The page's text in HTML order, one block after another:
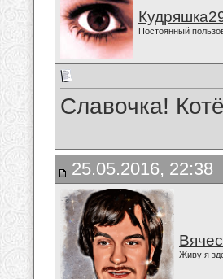
Постоянный
Славочка!
25.05.2016, 22:38
Живу я